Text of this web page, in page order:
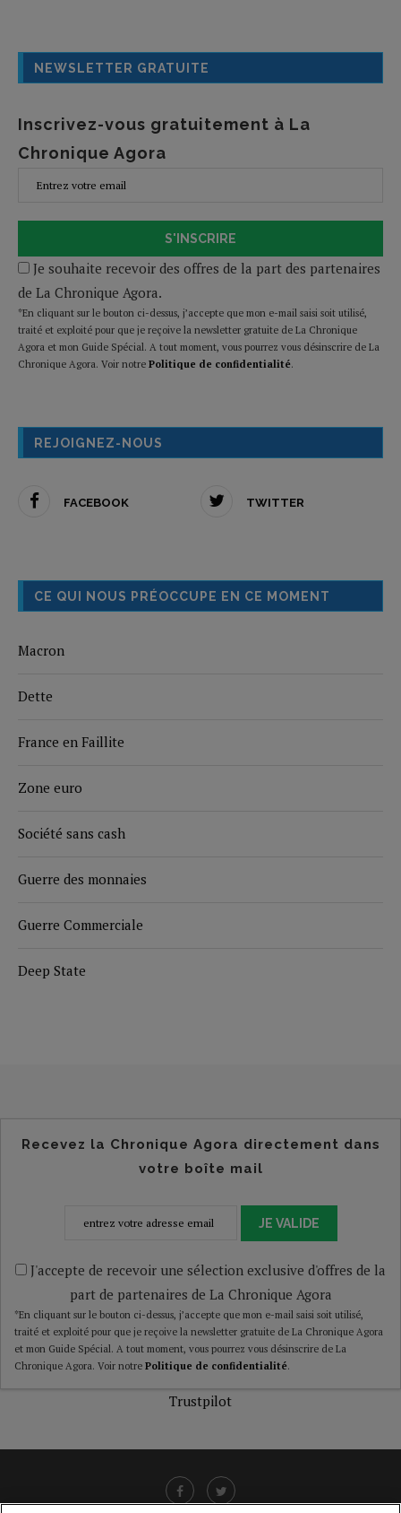
NEWSLETTER GRATUITE
Inscrivez-vous gratuitement à La
Chronique Agora
S'INSCRIRE
Je souhaite recevoir des offres de la part des partenaires
de La Chronique Agora.
*En cliquant sur le bouton ci-dessus, j’accepte que mon e-mail saisi soit utilisé,
traité et exploité pour que je reçoive la newsletter gratuite de La Chronique
Agora et mon Guide Spécial. A tout moment, vous pourrez vous désinscrire de La
Chronique Agora. Voir notre Politique de confidentialité.
REJOIGNEZ-NOUS
FACEBOOK TWITTER
CE QUI NOUS PRÉOCCUPE EN CE MOMENT
Macron
Dette
France en Faillite
Zone euro
Société sans cash
Guerre des monnaies
Guerre Commerciale
Deep State
Recevez la Chronique Agora directement dans
votre boîte mail
JE VALIDE
J'accepte de recevoir une sélection exclusive d'offres de la
part de partenaires de La Chronique Agora
*En cliquant sur le bouton ci-dessus, j’accepte que mon e-mail saisi soit utilisé,
traité et exploité pour que je reçoive la newsletter gratuite de La Chronique Agora
et mon Guide Spécial. A tout moment, vous pourrez vous désinscrire de La
Chronique Agora. Voir notre Politique de confidentialité.
Trustpilot